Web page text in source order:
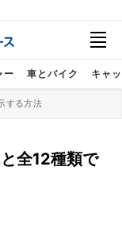
ー 車とバイク キャ
する方法
全12種類で